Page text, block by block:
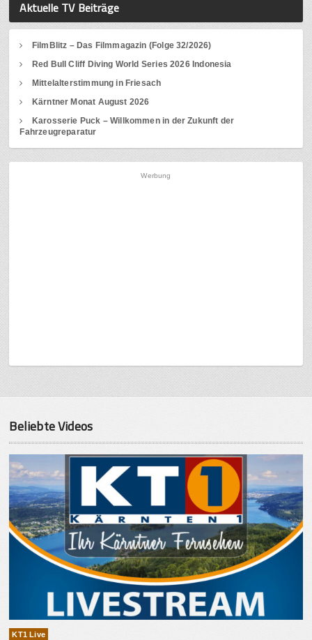
Aktuelle TV Beiträge
FilmBlitz – Das Filmmagazin (Folge 32/2026)
Red Bull Cliff Diving World Series 2026 Indonesia
Mittelalterstimmung in Friesach
Kärntner Monat August 2026
Karosserie Puck – Willkommen in der Zukunft der
Fahrzeugreparatur
Werbung
Beliebte Videos
KT1 Live